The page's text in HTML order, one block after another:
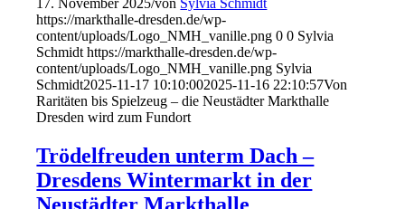
17. November 2025/von Sylvia Schmidt
https://markthalle-dresden.de/wp-
content/uploads/Logo_NMH_vanille.png 0 0 Sylvia
Schmidt https://markthalle-dresden.de/wp-
content/uploads/Logo_NMH_vanille.png Sylvia
Schmidt2025-11-17 10:10:002025-11-16 22:10:57Von
Raritäten bis Spielzeug – die Neustädter Markthalle
Dresden wird zum Fundort
Trödelfreuden unterm Dach –
Dresdens Wintermarkt in der